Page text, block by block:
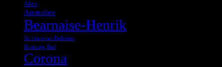
Alien
Australien
Bearnaise-Henrik
Bo Gorzelak Pedersen
Breaking Bad
Corona